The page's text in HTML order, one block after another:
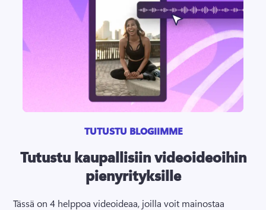
TUTUSTU BLOGIIMME
Tutustu kaupallisiin videoideoihin
pienyrityksille
Tässä on 4 helppoa videoideaa, joilla voit mainostaa